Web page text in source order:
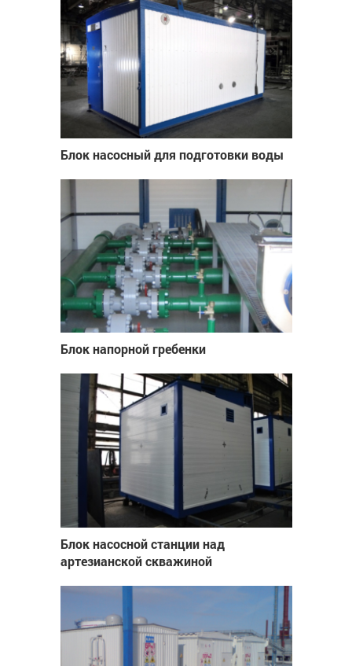
Блок насосный для подготовки воды
Блок напорной гребенки
Блок насосной станции над
артезианской скважиной